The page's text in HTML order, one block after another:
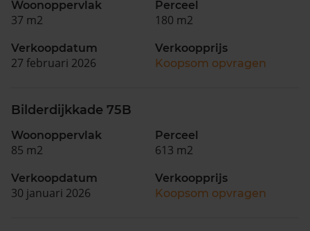
Woonoppervlak
37 m2
Perceel
180 m2
Verkoopdatum
27 februari 2026
Verkoopprijs
Koopsom opvragen
Bilderdijkkade 75B
Woonoppervlak
85 m2
Perceel
613 m2
Verkoopdatum
30 januari 2026
Verkoopprijs
Koopsom opvragen